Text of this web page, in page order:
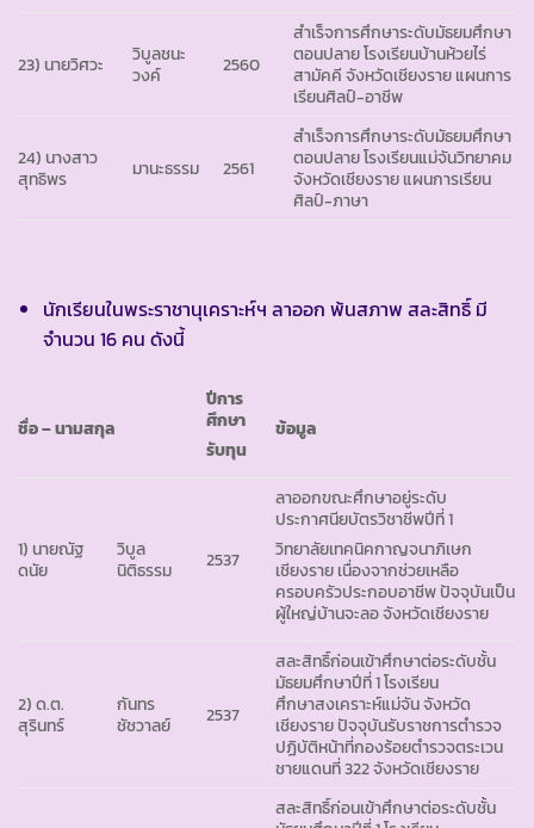
23) นายวิศวะ
วิบูลชนะ
วงค์
2560
สำเร็จการศึกษาระดับมัธยมศึกษา
ตอนปลาย โรงเรียนบ้านห้วยไร่
สามัคคี จังหวัดเชียงราย แผนการ
เรียนศิลป์-อาชีพ
24) นางสาว
สุทธิพร
มานะธรรม 2561
สำเร็จการศึกษาระดับมัธยมศึกษา
ตอนปลาย โรงเรียนแม่จันวิทยาคม
จังหวัดเชียงราย แผนการเรียน
ศิลป์-ภาษา
นักเรียนในพระราชานุเคราะห์ฯ ลาออก พ้นสภาพ สละสิทธิ์ มี
จำนวน 16 คน ดังนี้
ชื่อ – นามสกุล
ปีการ
ศึกษา
รับทุน
ข้อมูล
1) นายณัฐ
ดนัย
วิบูล
นิติธรรม
2537
ลาออกขณะศึกษาอยู่ระดับ
ประกาศนียบัตรวิชาชีพปีที่ 1
วิทยาลัยเทคนิคกาญจนาภิเษก
เชียงราย เนื่องจากช่วยเหลือ
ครอบครัวประกอบอาชีพ ปัจจุบันเป็น
ผู้ใหญ่บ้านจะลอ จังหวัดเชียงราย
2) ด.ต.
สุรินทร์
กันทร
ชัชวาลย์
2537
สละสิทธิ์ก่อนเข้าศึกษาต่อระดับชั้น
มัธยมศึกษาปีที่ 1 โรงเรียน
ศึกษาสงเคราะห์แม่จัน จังหวัด
เชียงราย ปัจจุบันรับราชการตำรวจ
ปฏิบัติหน้าที่กองร้อยตำรวจตระเวน
ชายแดนที่ 322 จังหวัดเชียงราย
สละสิทธิ์ก่อนเข้าศึกษาต่อระดับชั้น